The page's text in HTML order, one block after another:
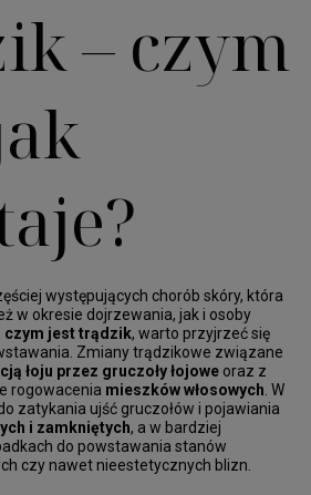
– czym
występujących chorób skóry, która
w okresie dojrzewania, jak i osoby
czym jest trądzik, warto przyjrzeć się
Zmiany trądzikowe związane
łoju przez gruczoły łojowe oraz z
rogowacenia mieszków włosowych . W
zatykania ujść gruczołów i pojawiania
i zamkniętych, a w bardziej
do powstawania stanów
czy nawet nieestetycznych blizn.